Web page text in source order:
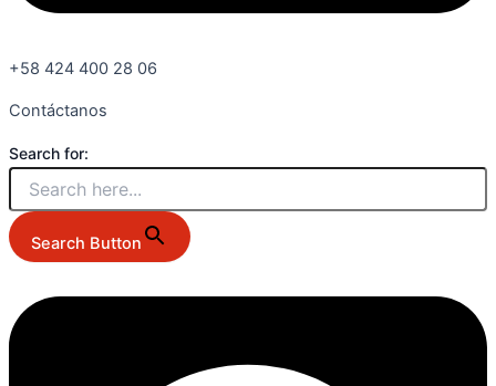
+58 424 400 28 06
Contáctanos
Search for:
Search Button